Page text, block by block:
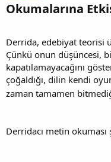
Okumalarına
Derrida, edebiyat teorisi
Çünkü onun düşüncesi,
kapatılamayacağını
çoğaldığı, dilin kendi
zaman tamamen
Derridacı metin